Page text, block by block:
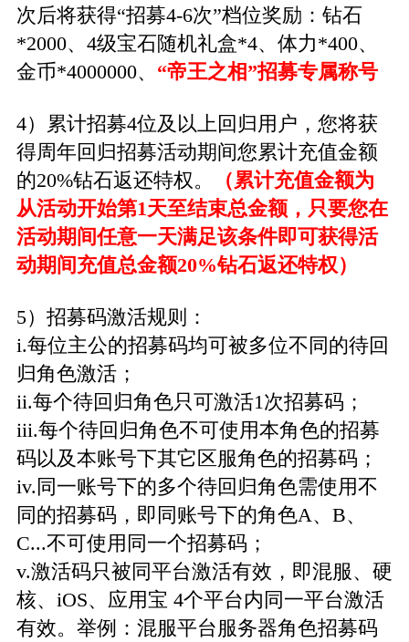
次后将获得“招募4-6次”档位奖励：钻石
*2000、4级宝石随机礼盒*4、体力*400、
金币*4000000、 “帝王之相”招募专属称号
4）累计招募4位及以上回归用户，您将获
得周年回归招募活动期间您累计充值金额
的20%钻石返还特权。
（累计充值金额为
从活动开始第1天至结束总金额，只要您在
活动期间任意一天满足该条件即可获得活
动期间充值总金额20%钻石返还特权）
5）招募码激活规则：
i.每位主公的招募码均可被多位不同的待回
归角色激活；
ii.每个待回归角色只可激活1次招募码；
iii.每个待回归角色不可使用本角色的招募
码以及本账号下其它区服角色的招募码；
iv.同一账号下的多个待回归角色需使用不
同的招募码，即同账号下的角色A、B、
C...不可使用同一个招募码；
v.激活码只被同平台激活有效，即混服、硬
核、iOS、应用宝 4个平台内同一平台激活
有效。举例：混服平台服务器角色招募码